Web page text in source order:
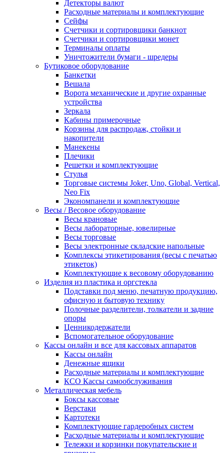
Детекторы валют
Расходные материалы и комплектующие
Сейфы
Счетчики и сортировщики банкнот
Счетчики и сортировщики монет
Терминалы оплаты
Уничтожители бумаги - шредеры
Бутиковое оборудование
Банкетки
Вешала
Ворота механические и другие охранные
устройства
Зеркала
Кабины примерочные
Корзины для распродаж, стойки и
накопители
Манекены
Плечики
Решетки и комплектующие
Стулья
Торговые системы Joker, Uno, Global, Vertical,
Neo Fix
Экономпанели и комплектующие
Весы / Весовое оборудование
Весы крановые
Весы лабораторные, ювелирные
Весы торговые
Весы электронные складские напольные
Комплексы этикетирования (весы с печатью
этикеток)
Комплектующие к весовому оборудованию
Изделия из пластика и оргстекла
Подставки под меню, печатную продукцию,
офисную и бытовую технику
Полочные разделители, толкатели и задние
опоры
Ценникодержатели
Вспомогательное оборудование
Кассы онлайн и все для кассовых аппаратов
Кассы онлайн
Денежные ящики
Расходные материалы и комплектующие
КСО Кассы самообслуживания
Металлическая мебель
Боксы кассовые
Верстаки
Картотеки
Комплектующие гардеробных систем
Расходные материалы и комплектующие
Тележки и корзинки покупательские и